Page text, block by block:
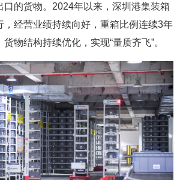
口的货物。2024年以来，深圳港集装箱
，经营业绩持续向好，重箱比例连续3年
物结构持续优化，实现“量质齐飞”。